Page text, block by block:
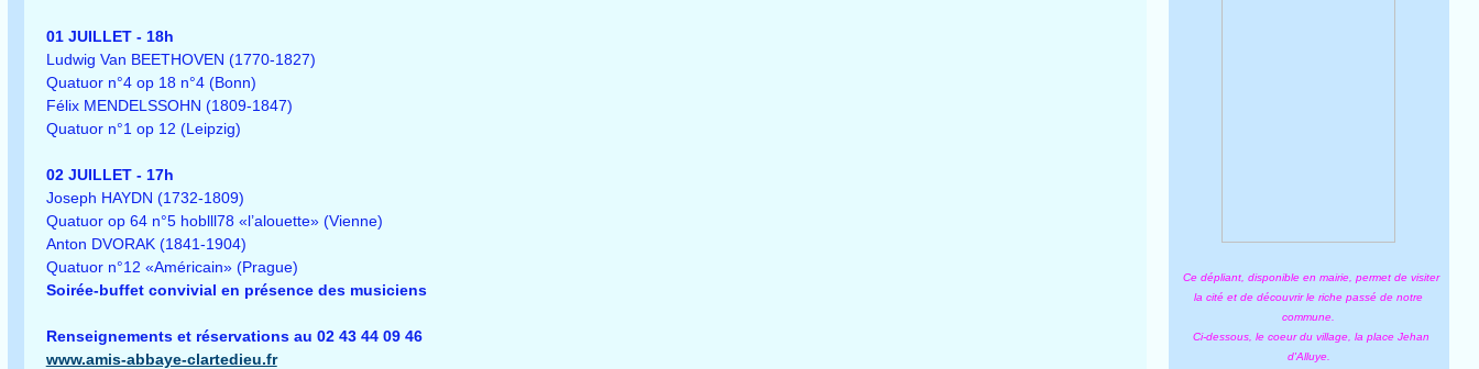
01 JUILLET - 18h
Ludwig Van BEETHOVEN (1770-1827)
Quatuor n°4 op 18 n°4 (Bonn)
Félix MENDELSSOHN (1809-1847)
Quatuor n°1 op 12 (Leipzig)
02 JUILLET - 17h
Joseph HAYDN (1732-1809)
Quatuor op 64 n°5 hoblll78 «l’alouette» (Vienne)
Anton DVORAK (1841-1904)
Quatuor n°12 «Américain» (Prague)
Soirée-buffet convivial en présence des musiciens
Renseignements et réservations au 02 43 44 09 46
www.amis-abbaye-clartedieu.fr
Ce dépliant, disponible en mairie, permet de visiter
la cité et de découvrir le riche passé de notre
commune.
Ci-dessous, le coeur du village, la place Jehan
d'Alluye.